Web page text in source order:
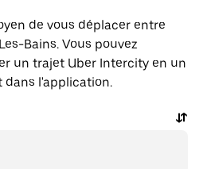
de vous déplacer entre
Bains. Vous pouvez
un trajet Uber Intercity en un
l'application.